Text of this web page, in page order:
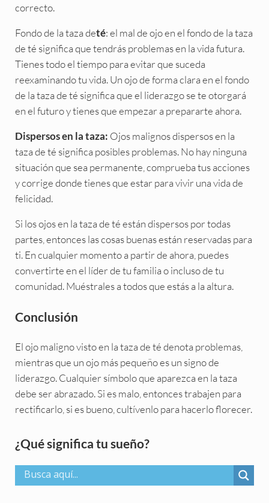
correcto.
Fondo de la taza deté: el mal de ojo en el fondo de la taza
de té significa que tendrás problemas en la vida futura.
Tienes todo el tiempo para evitar que suceda
reexaminando tu vida. Un ojo de forma clara en el fondo
de la taza de té significa que el liderazgo se te otorgará
en el futuro y tienes que empezar a prepararte ahora.
Dispersos en la taza: Ojos malignos dispersos en la
taza de té significa posibles problemas. No hay ninguna
situación que sea permanente, comprueba tus acciones
y corrige donde tienes que estar para vivir una vida de
felicidad.
Si los ojos en la taza de té están dispersos por todas
partes, entonces las cosas buenas están reservadas para
ti. En cualquier momento a partir de ahora, puedes
convertirte en el líder de tu familia o incluso de tu
comunidad. Muéstrales a todos que estás a la altura.
Conclusión
El ojo maligno visto en la taza de té denota problemas,
mientras que un ojo más pequeño es un signo de
liderazgo. Cualquier símbolo que aparezca en la taza
debe ser abrazado. Si es malo, entonces trabajen para
rectificarlo, si es bueno, cultívenlo para hacerlo florecer.
Sidebar
¿Qué significa tu sueño?